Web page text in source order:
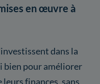
en œuvre à
dans la
bien pour améliorer
finances, sans